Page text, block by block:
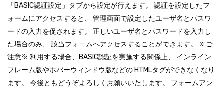
「BASIC認証設定」タブから設定が行えます。 認証を設定したフ
ォームにアクセスすると、 管理画面で設定したユーザ名とパスワ
ードの入力を促されます。 正しいユーザ名とパスワードを入力し
た場合のみ、 該当フォームへアクセスすることができます。 ※ご
注意※ 利用する場合、BASIC認証を実施する関係上、 インライン
フレーム版やホバーウィンドウ版などの HTMLタグができなくなり
ます。 今後ともどうぞよろしくお願いいたします。 フォームアン